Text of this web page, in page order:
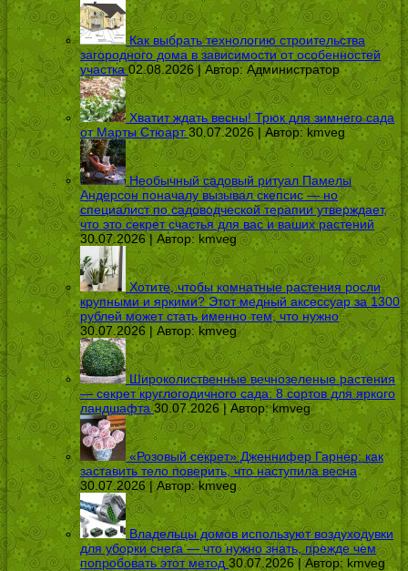
Как выбрать технологию строительства
загородного дома в зависимости от особенностей
участка 02.08.2026 | Автор: Администратор
Хватит ждать весны! Трюк для зимнего сада
от Марты Стюарт 30.07.2026 | Автор:kmveg
Необычный садовый ритуал Памелы
Андерсон поначалу вызывал скепсис — но
специалист по садоводческой терапии утверждает,
что это секрет счастья для вас и ваших растений
30.07.2026 | Автор: kmveg
Хотите, чтобы комнатные растения росли
крупными и яркими? Этот медный аксессуар за 1300
рублей может стать именно тем, что нужно
30.07.2026 | Автор: kmveg
Широколиственные вечнозеленые растения
— секрет круглогодичного сада: 8 сортов для яркого
ландшафта 30.07.2026 | Автор:kmveg
«Розовый секрет» Дженнифер Гарнер: как
заставить тело поверить, что наступила весна
30.07.2026 | Автор:kmveg
Владельцы домов используют воздуходувки
для уборки снега — что нужно знать, прежде чем
попробовать этот метод 30.07.2026 | Автор: kmveg